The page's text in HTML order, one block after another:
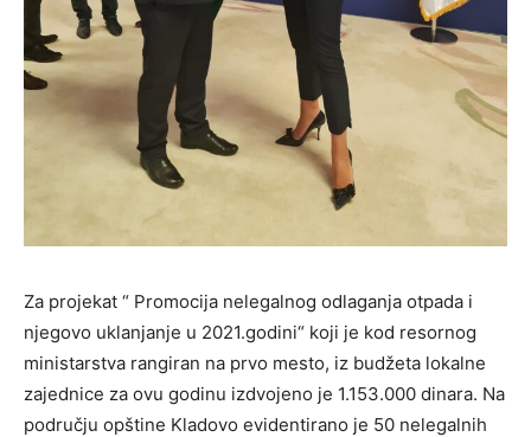
Za projekat “ Promocija nelegalnog odlaganja otpada i
njegovo uklanjanje u 2021.godini“ koji je kod resornog
ministarstva rangiran na prvo mesto, iz budžeta lokalne
zajednice za ovu godinu izdvojeno je 1.153.000 dinara. Na
području opštine Kladovo evidentirano je 50 nelegalnih